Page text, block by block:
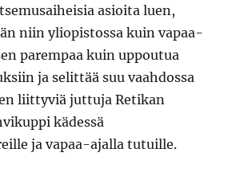
asioita luen,
niin yliopistossa kuin vapaa-
parempaa kuin uppoutua
ja selittää suu vaahdossa
liittyviä juttuja Retikan
kädessä
ja vapaa-ajalla tutuille.